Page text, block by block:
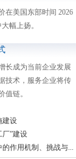
在美国东部时间 2026
幅上扬。
长成为当前企业发展
技术，服务企业将传
值链。
建设
厂”建设
作用机制、挑战与...